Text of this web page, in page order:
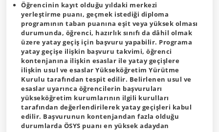
Öğrencinin kayıt olduğu yıldaki merkezi
yerleştirme puanı, geçmek istediği diploma
programının taban puanına eşit veya yüksek olması
durumunda, öğrenci, hazırlık sınıfı da dâhil olmak
üzere yatay geçiş için başvuru yapabilir. Programa
yatay geçişe ilişkin başvuru takvimi, öğrenci
kontenjanına ilişkin esaslar ile yatay geçişlere
ilişkin usul ve esaslar Yükseköğretim Yürütme
Kurulu tarafından tespit edilir. Belirlenen usul ve
esaslar uyarınca öğrencilerin başvuruları
yükseköğretim kurumlarının ilgili kurulları
tarafından değerlendirilerek yatay geçişleri kabul
edilir. Başvurunun kontenjandan fazla olduğu
durumlarda ÖSYS puanı en yüksek adaydan